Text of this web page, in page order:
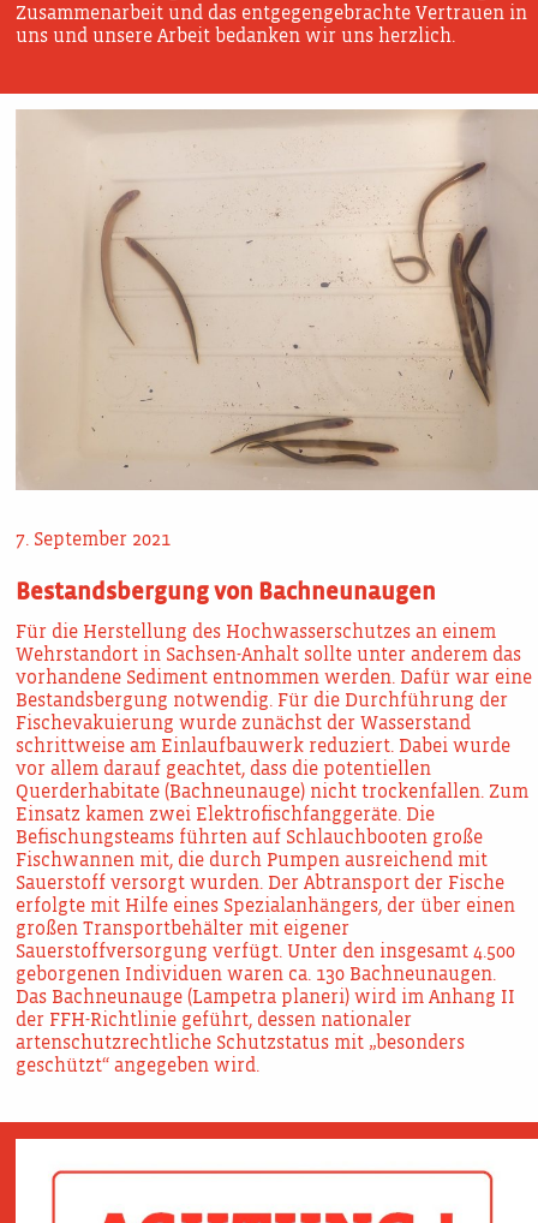
Zusammenarbeit und das entgegengebrachte Vertrauen in
uns und unsere Arbeit bedanken wir uns herzlich.
7. September 2021
Bestandsbergung von Bachneunaugen
Für die Herstellung des Hochwasserschutzes an einem
Wehrstandort in Sachsen-Anhalt sollte unter anderem das
vorhandene Sediment entnommen werden. Dafür war eine
Bestandsbergung notwendig. Für die Durchführung der
Fischevakuierung wurde zunächst der Wasserstand
schrittweise am Einlaufbauwerk reduziert. Dabei wurde
vor allem darauf geachtet, dass die potentiellen
Querderhabitate (Bachneunauge) nicht trockenfallen. Zum
Einsatz kamen zwei Elektrofischfanggeräte. Die
Befischungsteams führten auf Schlauchbooten große
Fischwannen mit, die durch Pumpen ausreichend mit
Sauerstoff versorgt wurden. Der Abtransport der Fische
erfolgte mit Hilfe eines Spezialanhängers, der über einen
großen Transportbehälter mit eigener
Sauerstoffversorgung verfügt. Unter den insgesamt 4.500
geborgenen Individuen waren ca. 130 Bachneunaugen.
Das Bachneunauge (Lampetra planeri) wird im Anhang II
der FFH-Richtlinie geführt, dessen nationaler
artenschutzrechtliche Schutzstatus mit „besonders
geschützt“ angegeben wird.